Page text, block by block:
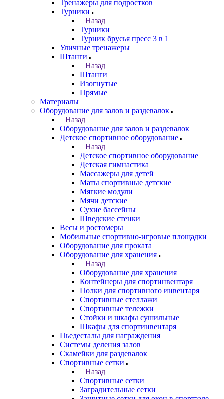
Тренажеры для подростков
Турники
Назад
Турники
Турник брусья пресс 3 в 1
Уличные тренажеры
Штанги
Назад
Штанги
Изогнутые
Прямые
Материалы
Оборудование для залов и раздевалок
Назад
Оборудование для залов и раздевалок
Детское спортивное оборудование
Назад
Детское спортивное оборудование
Детская гимнастика
Массажеры для детей
Маты спортивные детские
Мягкие модули
Мячи детские
Сухие бассейны
Шведские стенки
Весы и ростомеры
Мобильные спортивно-игровые площадки
Оборудование для проката
Оборудование для хранения
Назад
Оборудование для хранения
Контейнеры для спортинвентаря
Полки для спортивного инвентаря
Спортивные стеллажи
Спортивные тележки
Стойки и шкафы сушильные
Шкафы для спортинвентаря
Пьедесталы для награждения
Системы деления залов
Скамейки для раздевалок
Спортивные сетки
Назад
Спортивные сетки
Заградительные сетки